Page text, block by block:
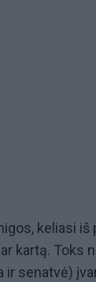
keliasi iš
kartą. Toks
ir senatvė)